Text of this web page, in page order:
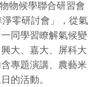
物候學聯合研習會
零研討會」，從氣
同學習瞭解氣候變
大、嘉大、屏科大
專題演講、農藝米
的活動。